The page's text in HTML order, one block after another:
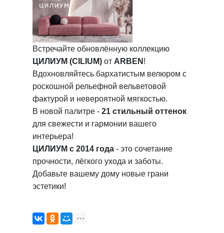
Встречайте обновлённую коллекцию
ЦИЛИУМ (CILIUM)от ARBEN !
Вдохновляйтесь бархатистым велюром с
роскошной рельефной вельветовой
фактурой и невероятной мягкостью.
В новой палитре - 21 стильный оттенок
для свежести и гармонии вашего
интерьера!
ЦИЛИУМ с 2014 года- это сочетание
прочности, лёгкого ухода и заботы.
Добавьте вашему дому новые грани
эстетики!